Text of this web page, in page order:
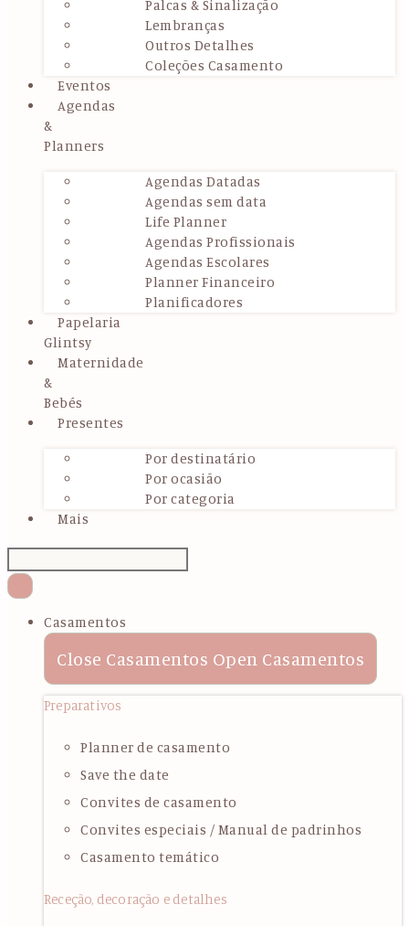
Palcas & Sinalização
Lembranças
Outros Detalhes
Coleções Casamento
Eventos
Agendas
&
Planners
Agendas Datadas
Agendas sem data
Life Planner
Agendas Profissionais
Agendas Escolares
Planner Financeiro
Planificadores
Papelaria
Glintsy
Maternidade
&
Bebés
Presentes
Por destinatário
Por ocasião
Por categoria
Mais
Casamentos
Close Casamentos Open Casamentos
Preparativos
Planner de casamento
Save the date
Convites de casamento
Convites especiais / Manual de padrinhos
Casamento temático
Receção, decoração e detalhes